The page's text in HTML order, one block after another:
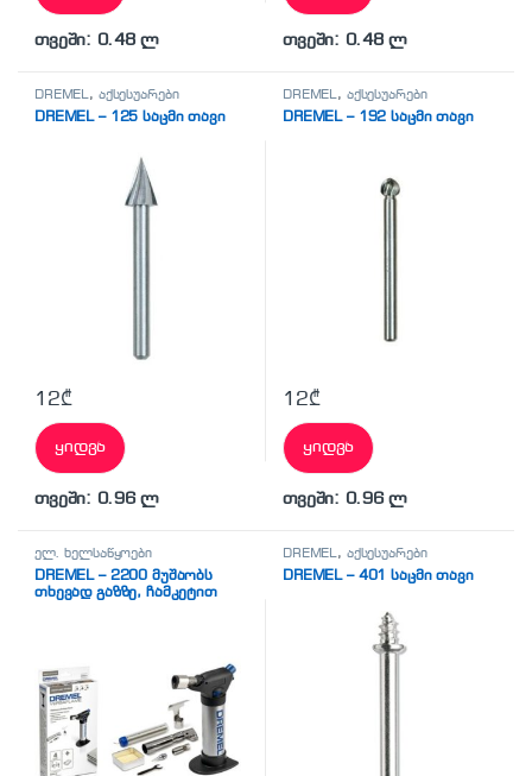
თვეში: 0.48 ლ თვეში: 0.48 ლ
DREMEL, აქსესუარები
DREMEL – 125 საცმი თავი
12₾
ყიდვა
თვეში: 0.96 ლ
DREMEL, აქსესუარები
DREMEL – 192 საცმი თავი
12₾
ყიდვა
თვეში: 0.96 ლ
ელ. ხელსაწყოები
DREMEL – 2200 მუშაობს
თხევად გაზზე, ჩამკეტით
DREMEL, აქსესუარები
DREMEL – 401 საცმი თავი